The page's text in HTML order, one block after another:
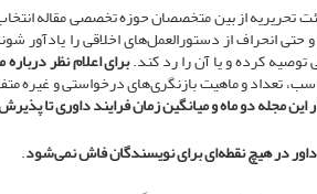
تحریریه از بین متخصصان حوزه تخصصی مقاله
و حتی انحراف از دستورالعمل‌های اخلاقی را
توصیه کرده و یا آن را رد کند.برای اعلام نظر
تعداد و ماهیت بازنگری‌های درخواستی و غیره
این مجله دو ماه و میانگین زمان فرایند داوری تا
در هیچ نقطه‌ای برای نویسندگان فاش نمی‌شود.